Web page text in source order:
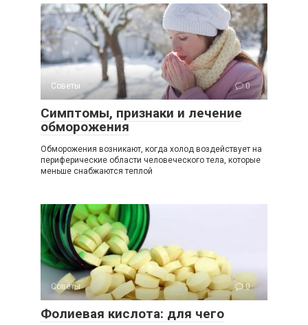
Советы 0
Симптомы, признаки и лечение
обморожения
Обморожения возникают, когда холод воздействует на
периферические области человеческого тела, которые
меньше снабжаются теплой
Советы 0
Фолиевая кислота: для чего